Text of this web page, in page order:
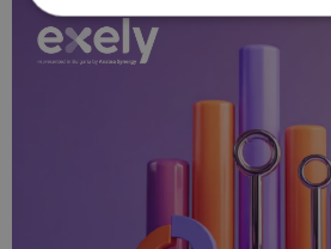
Строго необходимо
Таргетиране
Строго необходимите бисквитки
основната функционалност на
потребителско влизане и
правилно без строго необходими